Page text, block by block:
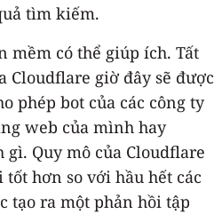
tìm kiếm.
mềm có thể giúp ích. Tất
Cloudflare giờ đây sẽ được
phép bot của các công ty
web của mình hay
Quy mô của Cloudflare
hơn so với hầu hết các
tạo ra một phản hồi tập